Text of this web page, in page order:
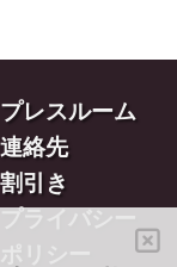
プレスルーム
連絡先
割引き